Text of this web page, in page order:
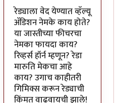
रेड्याला वेद येण्यात व्हॅल्यू
अ‍ॅडिशन नेमके काय होते?
या जास्तीच्या फीचरचा
नेमका फायदा काय?
रिव्हर्स हॉर्न म्हणून? रेडा
मारुति मेकचा आहे
काय? उगाच काहीतरी
गिमिक्स करून रेड्याची
किंमत वाढवायची झाले!